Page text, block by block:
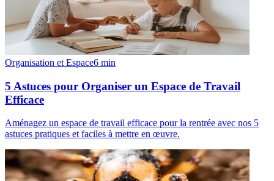
Organisation et Espace6 min
5 Astuces pour Organiser un Espace de Travail
Efficace
Aménagez un espace de travail efficace pour la rentrée avec nos 5
astuces pratiques et faciles à mettre en œuvre.